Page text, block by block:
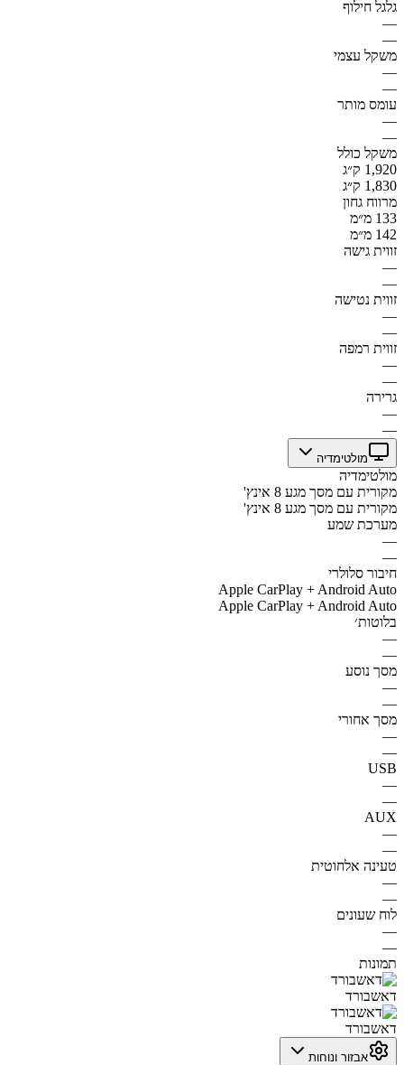
גלגל חילוף
—
—
משקל עצמי
—
—
עומס מותר
—
—
משקל כולל
1,920 ק״ג
1,830 ק״ג
מרווח גחון
133 מ״מ
142 מ״מ
זווית גישה
—
—
זווית נטישה
—
—
זווית רמפה
—
—
גרירה
—
—
מולטימדיה
מולטימדיה
מקורית עם מסך מגע 8 אינץ'
מקורית עם מסך מגע 8 אינץ'
מערכת שמע
—
—
חיבור סלולרי
Apple CarPlay + Android Auto
Apple CarPlay + Android Auto
בלוטות׳
—
—
מסך נוסע
—
—
מסך אחורי
—
—
USB
—
—
AUX
—
—
טעינה אלחוטית
—
—
לוח שעונים
—
—
תמונות
דאשבורד
דאשבורד
אבזור ונוחות